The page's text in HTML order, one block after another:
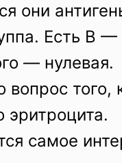
они
Есть B —
— нулевая.
вопрос того,
эритроцита.
самое